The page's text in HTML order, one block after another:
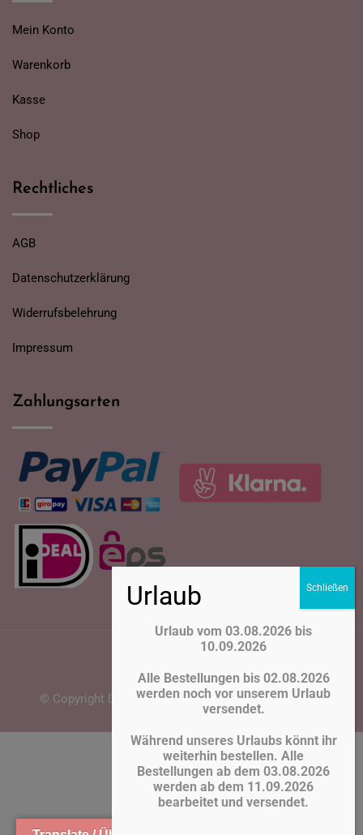
Mein Konto
Warenkorb
Kasse
Shop
Rechtliches
AGB
Datenschutzerklärung
Widerrufsbelehrung
Impressum
Zahlungsarten
© Copyright Deko Adli 2026. Webentwicklung Ashraf
Vertrag widerrufen
Urlaub vom 03.08.2026 bis
10.09.2026
Alle Bestellungen bis 02.08.2026
werden noch vor unserem Urlaub
versendet.
Während unseres Urlaubs könnt ihr
weiterhin bestellen. Alle
Bestellungen ab dem 03.08.2026
werden ab dem 11.09.2026
bearbeitet und versendet.